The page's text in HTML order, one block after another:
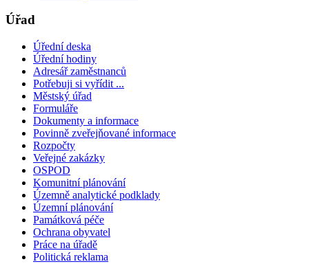
Úřad
Úřední deska
Úřední hodiny
Adresář zaměstnanců
Potřebuji si vyřídit ...
Městský úřad
Formuláře
Dokumenty a informace
Povinně zveřejňované informace
Rozpočty
Veřejné zakázky
OSPOD
Komunitní plánování
Územně analytické podklady
Územní plánování
Památková péče
Ochrana obyvatel
Práce na úřadě
Politická reklama